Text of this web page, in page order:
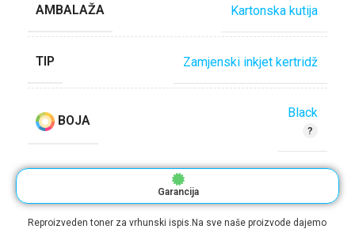
AMBALAŽA Kartonska kutija
TIP Zamjenski inkjet kertridž
BOJA
Black
Garancija
Reproizveden toner za vrhunski ispis.Na sve naše proizvode dajemo